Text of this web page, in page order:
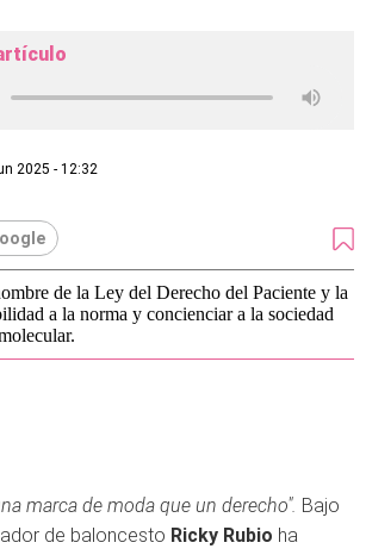
2025 - 12:32
de la Ley del Derecho del Paciente y la
a la norma y concienciar a la sociedad
marca de moda que un derecho". Bajo
de baloncesto Ricky Rubio ha